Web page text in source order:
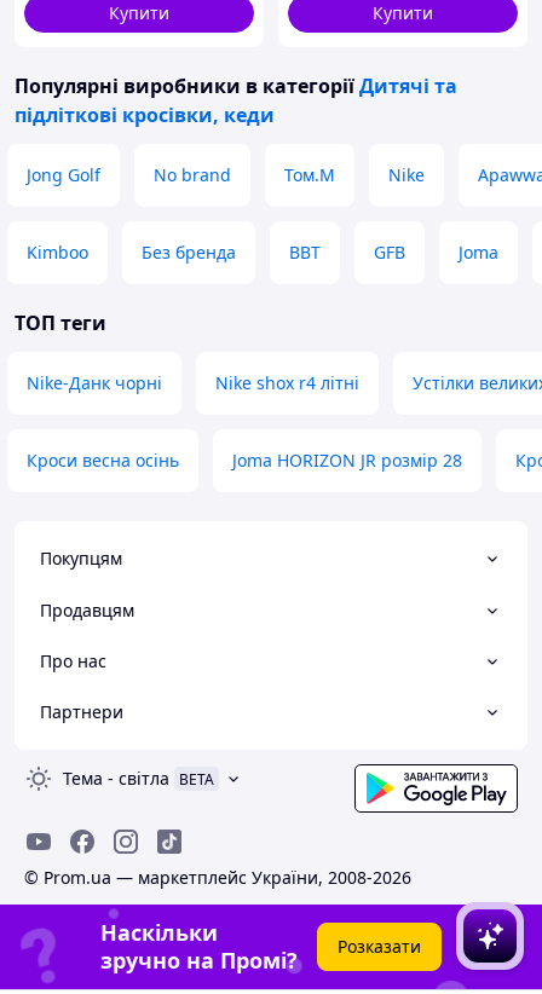
Купити
Купити
Популярні виробники в категоріїДитячі та
підліткові кросівки, кеди
Jong Golf No brand Том.М Nike
Kimboo Без бренда BBT GFB Joma
ТОП теги
Nike-Данк чорні Nike shox r4 літні Устілки
Кроси весна осінь Joma HORIZON JR розмір 28
Покупцям
Продавцям
Про нас
Партнери
Тема - світла BETA
© Prom.ua — маркетплейс України, 2008-2026
Наскільки
зручно на Промі?
Розказати